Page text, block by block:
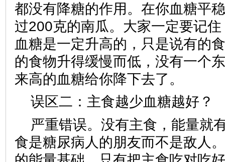
都没有降糖的作用。在你血糖平
过200克的南瓜。大家一定要记
血糖是一定升高的，只是说有的
的食物升得缓慢而低，没有一个
来高的血糖给你降下去了。
误区二：主食越少血糖越好？
严重错误。没有主食，能量就
食是糖尿病人的朋友而不是敌人